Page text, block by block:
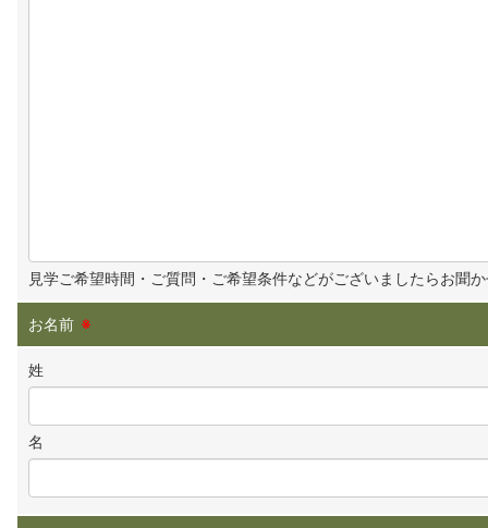
見学ご希望時間・ご質問・ご希望条件などがございましたらお聞
お名前 ※
姓
名